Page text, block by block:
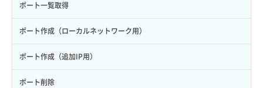
サーバー作成
サーバー再構築（OS再インストール）
サーバー利用状況グラフ（CPU）
サーバー利用状況グラフ（ディスクIO）
ポート一覧取得
ポート作成（ローカルネットワーク用）
ポート作成（追加IP用）
ポート削除